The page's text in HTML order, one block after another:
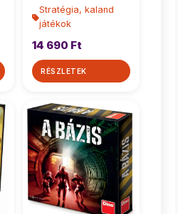
Stratégia, kaland
játékok
14 690 Ft
RÉSZLETEK